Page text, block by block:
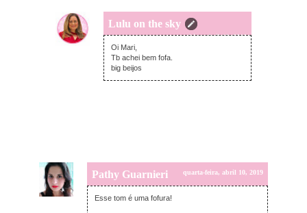
Lulu on the sky
quarta-feira, abril 10, 2019
Oi Mari,
Tb achei bem fofa.
big beijos
Pathy Guarnieri quarta-feira, abril 10, 2019
Esse tom é uma fofura!